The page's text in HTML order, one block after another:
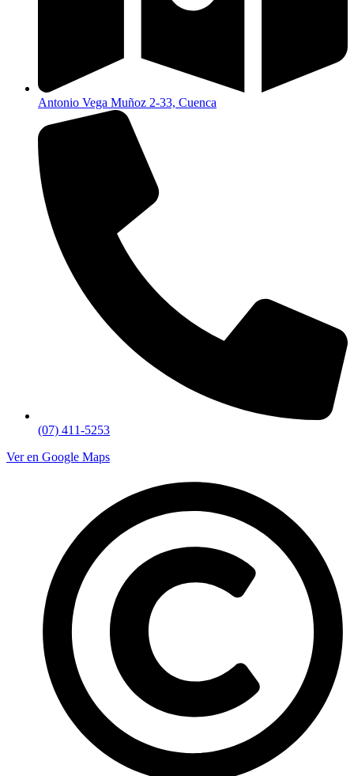
Antonio Vega Muñoz 2-33, Cuenca
(07) 411-5253
Ver en Google Maps